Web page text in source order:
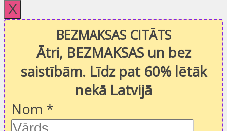
X
BEZMAKSAS CITĀTS
Ātri, BEZMAKSAS un bez
saistībām. Līdz pat 60% lētāk
nekā Latvijā
Nom *